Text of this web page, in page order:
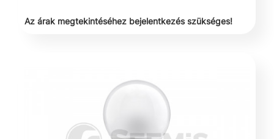
Az árak megtekintéséhez bejelentkezés szükséges!